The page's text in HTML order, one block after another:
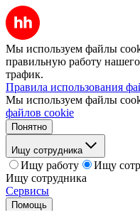
Мы используем файлы
правильную работу нашего
трафик.
Правила использования
Мы используем файлы
файлов cookie
Понятно
Ищу сотрудника
Ищу работу
Ищу
Ищу сотрудника
Сервисы
Помощь